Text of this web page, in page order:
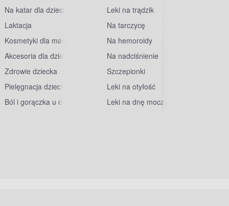
Na katar dla dzieci
Laktacja
Kosmetyki dla mam
Akcesoria dla dzieci
Zdrowie dziecka
Pielęgnacja dziecka
Ból i gorączka u dzieci
Leki na trądzik
Na tarczycę
Na hemoroidy
Na nadciśnienie
Szczepionki
Leki na otyłość
Leki na dnę moczanową